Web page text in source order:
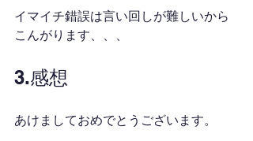
イマイチ錯誤は言い回しが難しいから
こんがります、、、
3.感想
あけましておめでとうございます。